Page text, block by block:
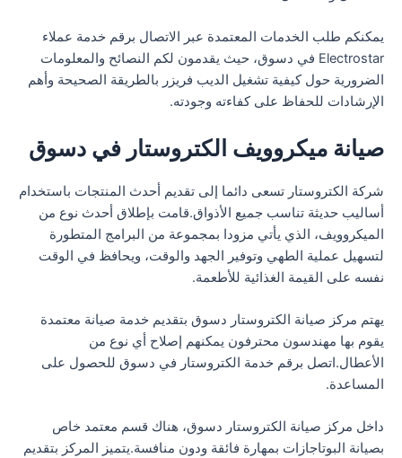
يمكنكم طلب الخدمات المعتمدة عبر الاتصال برقم خدمة عملاء
Electrostar في دسوق، حيث يقدمون لكم النصائح والمعلومات
الضرورية حول كيفية تشغيل الديب فريزر بالطريقة الصحيحة وأهم
الإرشادات للحفاظ على كفاءته وجودته.
صيانة ميكروويف الكتروستار في دسوق
شركة الكتروستار تسعى دائما إلى تقديم أحدث المنتجات باستخدام
أساليب حديثة تناسب جميع الأذواق.قامت بإطلاق أحدث نوع من
الميكروويف، الذي يأتي مزودا بمجموعة من البرامج المتطورة
لتسهيل عملية الطهي وتوفير الجهد والوقت، ويحافظ في الوقت
نفسه على القيمة الغذائية للأطعمة.
يهتم مركز صيانة الكتروستار دسوق بتقديم خدمة صيانة معتمدة
يقوم بها مهندسون محترفون يمكنهم إصلاح أي نوع من
الأعطال.اتصل برقم خدمة الكتروستار في دسوق للحصول على
المساعدة.
داخل مركز صيانة الكتروستار دسوق، هناك قسم معتمد خاص
بصيانة البوتاجازات بمهارة فائقة ودون منافسة.يتميز المركز بتقديم